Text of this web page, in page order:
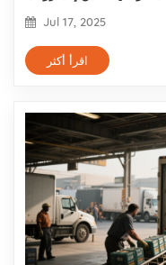
Jul 17, 2025
اقرأ أكثر